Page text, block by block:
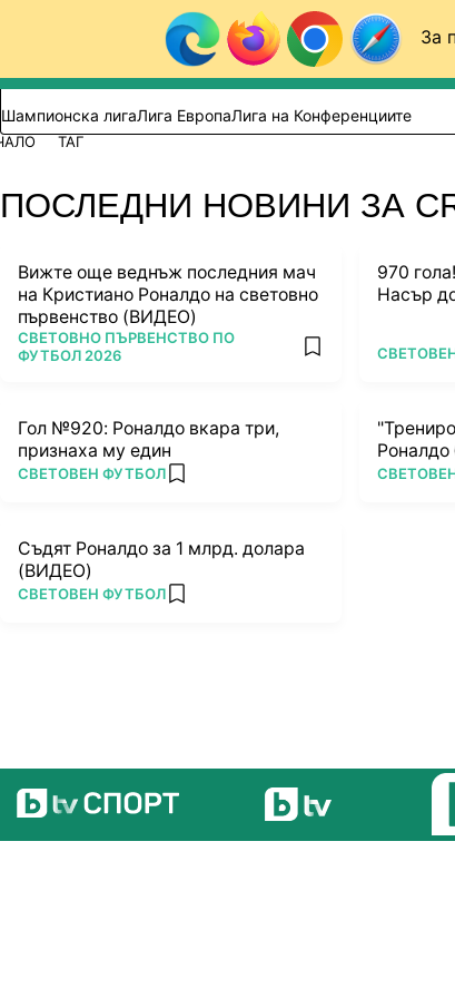
За
Към съдържанието
Търси в сайта
ВИДЕО ФУТБОЛ
Шампионска лигаЛига ЕвропаЛига на Конференциите
ТАГ
ПОСЛЕДНИ НОВИНИ ЗА
Вижте още веднъж последния мач
на Кристиано Роналдо на световно
първенство (ВИДЕО)
ПОВЕЧЕ ОТ
СВЕТОВНО ПЪРВЕНСТВО ПО
ФУТБОЛ 2026
add favorites
970
Насър
ПОВЕЧЕ
Гол №920: Роналдо вкара три,
признаха му един
ПОВЕЧЕ ОТ
СВЕТОВЕН ФУТБОЛ add favorites ПОВЕЧЕ
Съдят Роналдо за 1 млрд. долара
(ВИДЕО)
ПОВЕЧЕ ОТ
СВЕТОВЕН ФУТБОЛ add favorites